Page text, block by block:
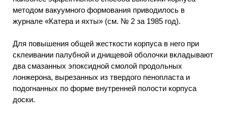
методом вакуумного формования приводилось в
журнале «Катера и яхты» (см. № 2 за 1985 год).
Для повышения общей жесткости корпуса в него при
склеивании палубной и днищевой оболочки вкладывают
два смазанных эпоксидной смолой продольных
лонжерона, вырезанных из твердого пенопласта и
подогнанных по форме внутренней полости корпуса
доски.